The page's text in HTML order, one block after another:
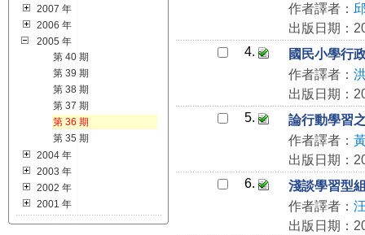
2007 年
2006 年
2005 年
第 40 期
第 39 期
第 38 期
第 37 期
第 36 期
第 35 期
2004 年
2003 年
2002 年
2001 年
作者譯者：
出版日期：
4.
國民小學行
作者譯者：
出版日期：
5.
論行動學習
作者譯者：
出版日期：
6.
淺談學習型
作者譯者：
出版日期：